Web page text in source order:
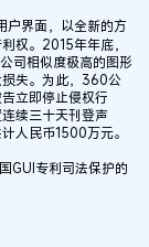
界面，以全新的方
权。2015年年底，
司相似度极高的图形
失。为此，360公
立即停止侵权行
续三十天刊登声
人民币1500万元。
GUI专利司法保护的